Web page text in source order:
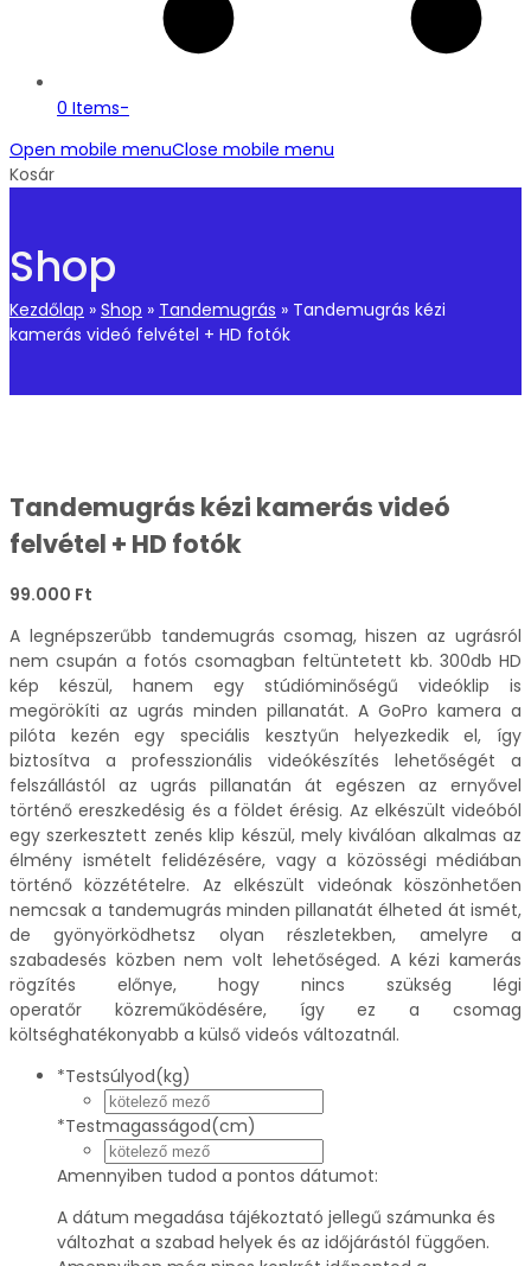
0 Items-
Open mobile menuClose mobile menu
Kosár
Shop
Kezdőlap » Shop » Tandemugrás » Tandemugrás kézi
kamerás videó felvétel + HD fotók
Tandemugrás kézi kamerás videó
felvétel + HD fotók
99.000 Ft
A legnépszerűbb tandemugrás csomag, hiszen az ugrásról
nem csupán a fotós csomagban feltüntetett kb. 300db HD
kép készül, hanem egy stúdióminőségű videóklip is
megörökíti az ugrás minden pillanatát. A GoPro kamera a
pilóta kezén egy speciális kesztyűn helyezkedik el, így
biztosítva a professzionális videókészítés lehetőségét a
felszállástól az ugrás pillanatán át egészen az ernyővel
történő ereszkedésig és a földet érésig. Az elkészült videóból
egy szerkesztett zenés klip készül, mely kiválóan alkalmas az
élmény ismételt felidézésére, vagy a közösségi médiában
történő közzétételre. Az elkészült videónak köszönhetően
nemcsak a tandemugrás minden pillanatát élheted át ismét,
de gyönyörködhetsz olyan részletekben, amelyre a
szabadesés közben nem volt lehetőséged. A kézi kamerás
rögzítés előnye, hogy nincs szükség légi
operatőr közreműködésére, így ez a csomag
költséghatékonyabb a külső videós változatnál.
*Testsúlyod(kg)
*Testmagasságod(cm)
Amennyiben tudod a pontos dátumot:
A dátum megadása tájékoztató jellegű számunka és
változhat a szabad helyek és az időjárástól függően.